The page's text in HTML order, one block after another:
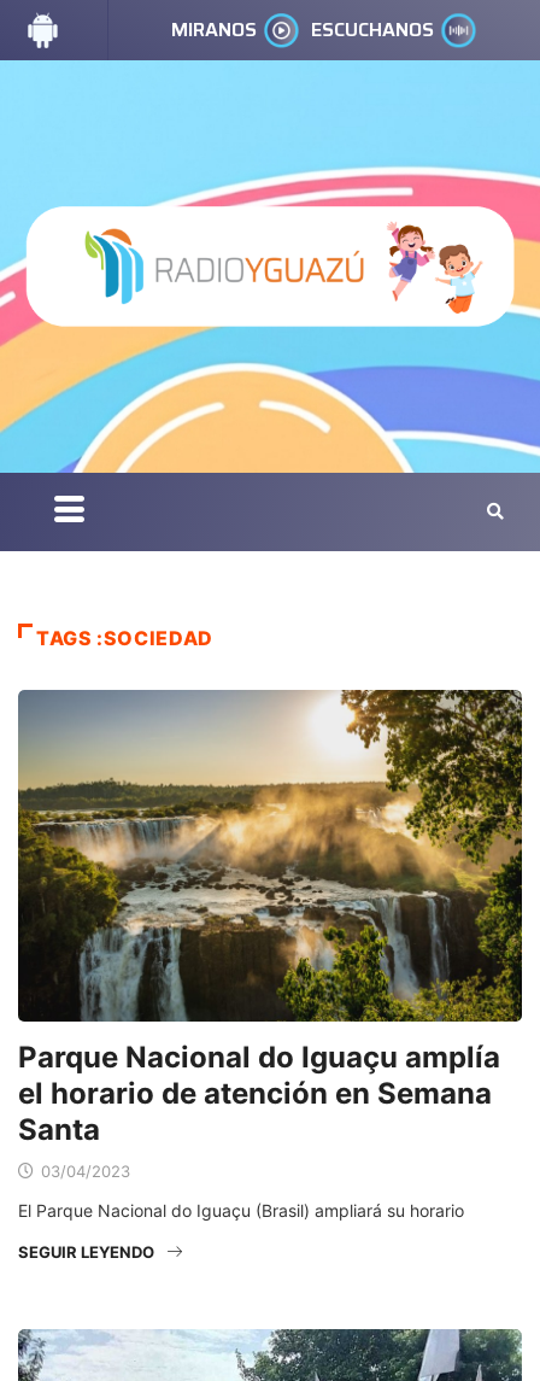
MIRANOS ESCUCHANOS
TAGS :SOCIEDAD
Parque Nacional do Iguaçu amplía
el horario de atención en Semana
Santa
03/04/2023
El Parque Nacional do Iguaçu (Brasil) ampliará su horario
SEGUIR LEYENDO